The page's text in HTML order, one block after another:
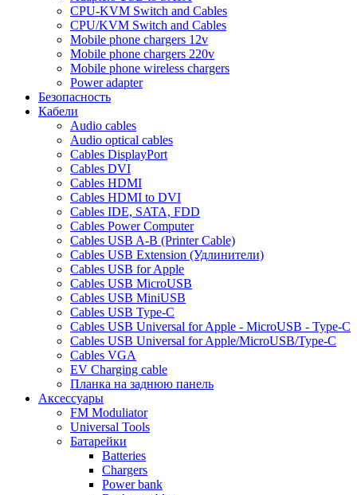
CPU-KVM Switch and Cables
CPU/KVM Switch and Cables
Mobile phone chargers 12v
Mobile phone chargers 220v
Mobile phone wireless chargers
Power adapter
Безопасность
Кабели
Audio cables
Audio optical cables
Cables DisplayPort
Cables DVI
Cables HDMI
Cables HDMI to DVI
Cables IDE, SATA, FDD
Cables Power Computer
Cables USB A-B (Printer Cable)
Cables USB Extension (Удлинители)
Cables USB for Apple
Cables USB MicroUSB
Cables USB MiniUSB
Cables USB Type-C
Cables USB Universal for Apple - MicroUSB - Type-C
Cables USB Universal for Apple/MicroUSB/Type-C
Cables VGA
EV Charging cable
Планка на заднюю панель
Аксессуары
FM Moduliator
Universal Tools
Батарейки
Batteries
Chargers
Power bank